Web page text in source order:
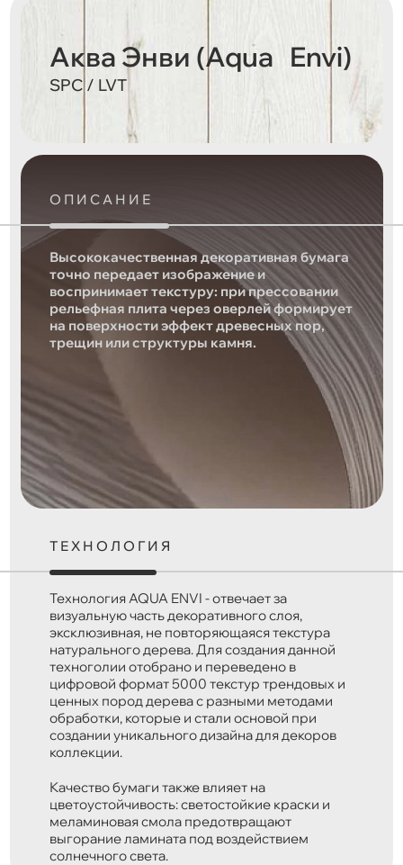
Аква Энви (Aqua Envi)
SPC / LVT
ОПИСАНИЕ
Высококачественная декоративная бумага
точно передает изображение и
воспринимает текстуру: при прессовании
рельефная плита через оверлей формирует
на поверхности эффект древесных пор,
трещин или структуры камня.
ТЕХНОЛОГИЯ
Технология AQUA ENVI - отвечает за
визуальную часть декоративного слоя,
эксклюзивная, не повторяющаяся текстура
натурального дерева. Для создания данной
техноголии отобрано и переведено в
цифровой формат 5000 текстур трендовых и
ценных пород дерева с разными методами
обработки, которые и стали основой при
создании уникального дизайна для декоров
коллекции.
Качество бумаги также влияет на
цветоустойчивость: светостойкие краски и
меламиновая смола предотвращают
выгорание ламината под воздействием
солнечного света.